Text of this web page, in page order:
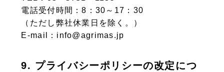
電話受付時間：8：30～17：30
（ただし弊社休業日を除く。）
E-mail：info@agrimas.jp
9. プライバシーポリシーの改定につ